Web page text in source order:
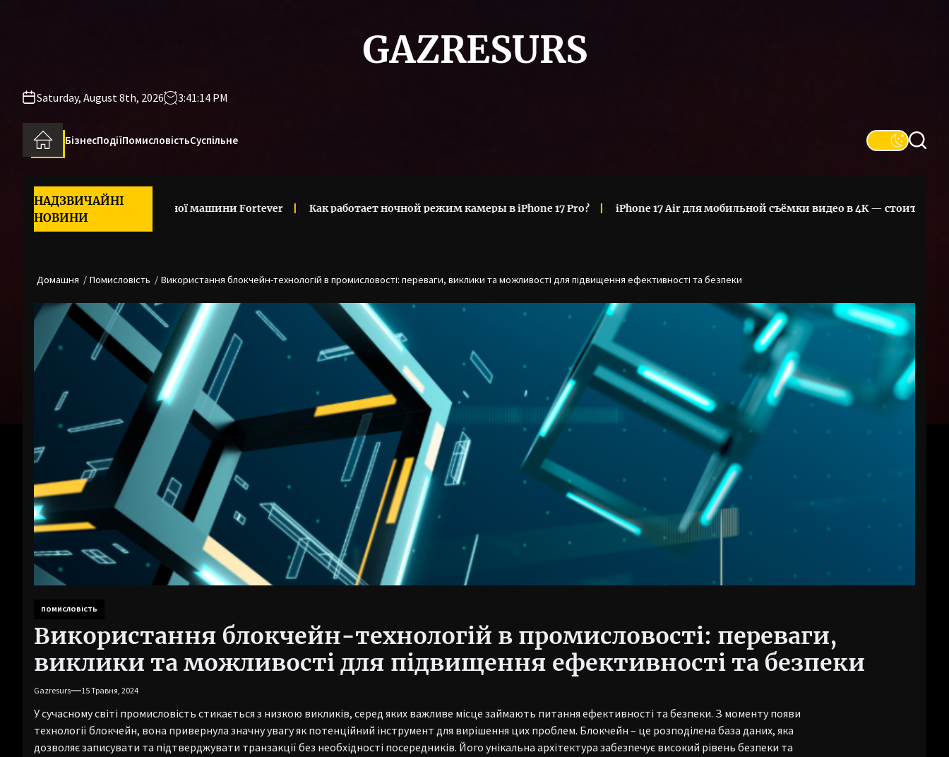
GAZRESURS
Saturday, August 8th, 2026 3:41:15 PM
БізнесПодіїПомисловістьСуспільне
НАДЗВИЧАЙНІ
НОВИНИ
функції вишивальної машини Fortever Как работает ночной режим камеры в iPhone 17 Pro? iPhone 17 Air для мобильной съёмки видео в 4K — стоит ли выбирать его
Домашня Помисловість Використання блокчейн-технологій в промисловості: переваги, виклики та можливості для підвищення ефективності та безпеки
ПОМИСЛОВІСТЬ
Використання блокчейн-технологій в промисловості: переваги,
виклики та можливості для підвищення ефективності та безпеки
Gazresurs 15 Травня, 2024
У сучасному світі промисловість стикається з низкою викликів, серед яких важливе місце займають питання ефективності та безпеки. З моменту появи
технології блокчейн, вона привернула значну увагу як потенційний інструмент для вирішення цих проблем. Блокчейн – це розподілена база даних, яка
дозволяє записувати та підтверджувати транзакції без необхідності посередників. Його унікальна архітектура забезпечує високий рівень безпеки та